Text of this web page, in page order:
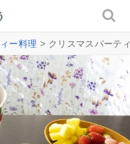
ー料理 > クリスマスパーテ